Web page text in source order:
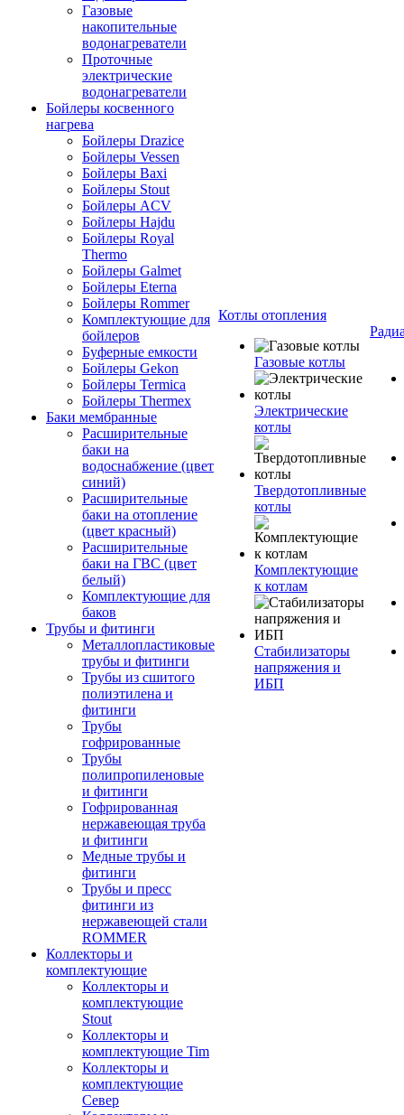
Газовые
накопительные
водонагреватели
Проточные
электрические
водонагреватели
Бойлеры косвенного
нагрева
Бойлеры Drazice
Бойлеры Vessen
Бойлеры Baxi
Бойлеры Stout
Бойлеры ACV
Бойлеры Hajdu
Бойлеры Royal
Thermo
Бойлеры Galmet
Бойлеры Eterna
Бойлеры Rommer
Комплектующие для
бойлеров
Буферные емкости
Бойлеры Gekon
Бойлеры Termica
Бойлеры Thermex
Баки мембранные
Расширительные
баки на
водоснабжение (цвет
синий)
Расширительные
баки на отопление
(цвет красный)
Расширительные
баки на ГВС (цвет
белый)
Комплектующие для
баков
Трубы и фитинги
Металлопластиковые
трубы и фитинги
Трубы из сшитого
полиэтилена и
фитинги
Трубы
гофрированные
Трубы
полипропиленовые
и фитинги
Гофрированная
нержавеющая труба
и фитинги
Медные трубы и
фитинги
Трубы и пресс
фитинги из
нержавеющей стали
ROMMER
Коллекторы и
комплектующие
Коллекторы и
комплектующие
Stout
Коллекторы и
комплектующие Tim
Коллекторы и
комплектующие
Север
Котлы отопления
Газовые котлы
Электрические
котлы
Твердотопливные
котлы
Комплектующие
к котлам
Стабилизаторы
напряжения и
ИБП